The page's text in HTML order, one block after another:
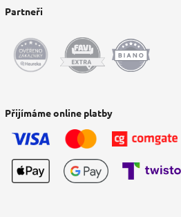
Partneři
Přijímáme online platby